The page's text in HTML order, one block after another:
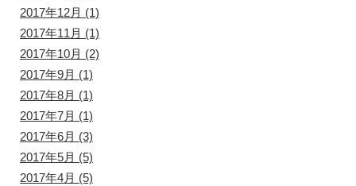
2017年12月 (1)
2017年11月 (1)
2017年10月 (2)
2017年9月 (1)
2017年8月 (1)
2017年7月 (1)
2017年6月 (3)
2017年5月 (5)
2017年4月 (5)